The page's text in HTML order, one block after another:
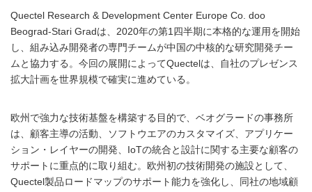
Quectel Research & Development Center Europe Co. doo
Beograd-Stari Gradは、2020年の第1四半期に本格的な運用を開始
し、組み込み開発者の専門チームが中国の中核的な研究開発チー
ムと協力する。今回の展開によってQuectelは、自社のプレゼンス
拡大計画を世界規模で確実に進めている。
欧州で強力な技術基盤を構築する目的で、ベオグラードの事務所
は、顧客主導の活動、ソフトウエアのカスタマイズ、アプリケー
ション・レイヤーの開発、IoTの統合と設計に関する主要な顧客の
サポートに重点的に取り組む。欧州初の技術開発の施設として、
Quectel製品ロードマップのサポート能力を強化し、同社の地域顧